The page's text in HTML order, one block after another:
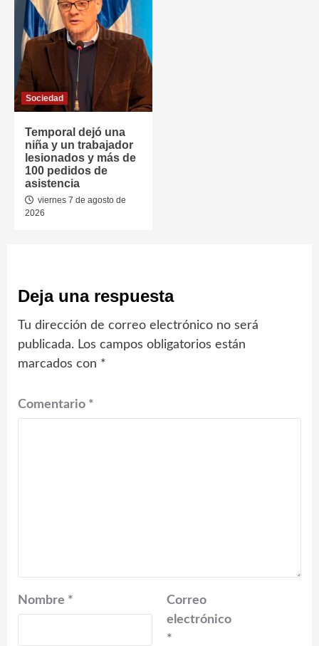
Sociedad
Temporal dejó una
niña y un trabajador
lesionados y más de
100 pedidos de
asistencia
viernes 7 de agosto de
2026
Deja una respuesta
Tu dirección de correo electrónico no será
publicada. Los campos obligatorios están
marcados con *
Comentario *
Nombre *
Correo
electrónico
*